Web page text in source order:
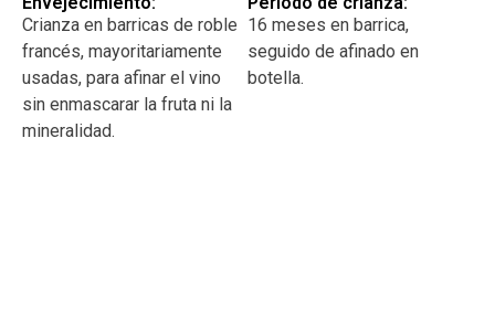
Crianza en barricas de roble
francés, mayoritariamente
usadas, para afinar el vino
sin enmascarar la fruta ni la
mineralidad.
16 meses en barrica,
seguido de afinado en
botella.